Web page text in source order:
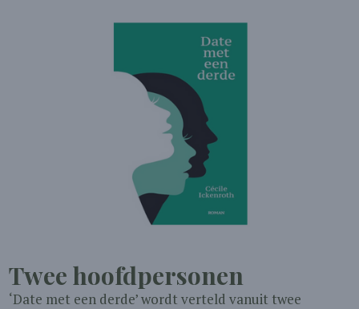
Twee hoofdpersonen
‘Date met een derde’ wordt verteld vanuit twee